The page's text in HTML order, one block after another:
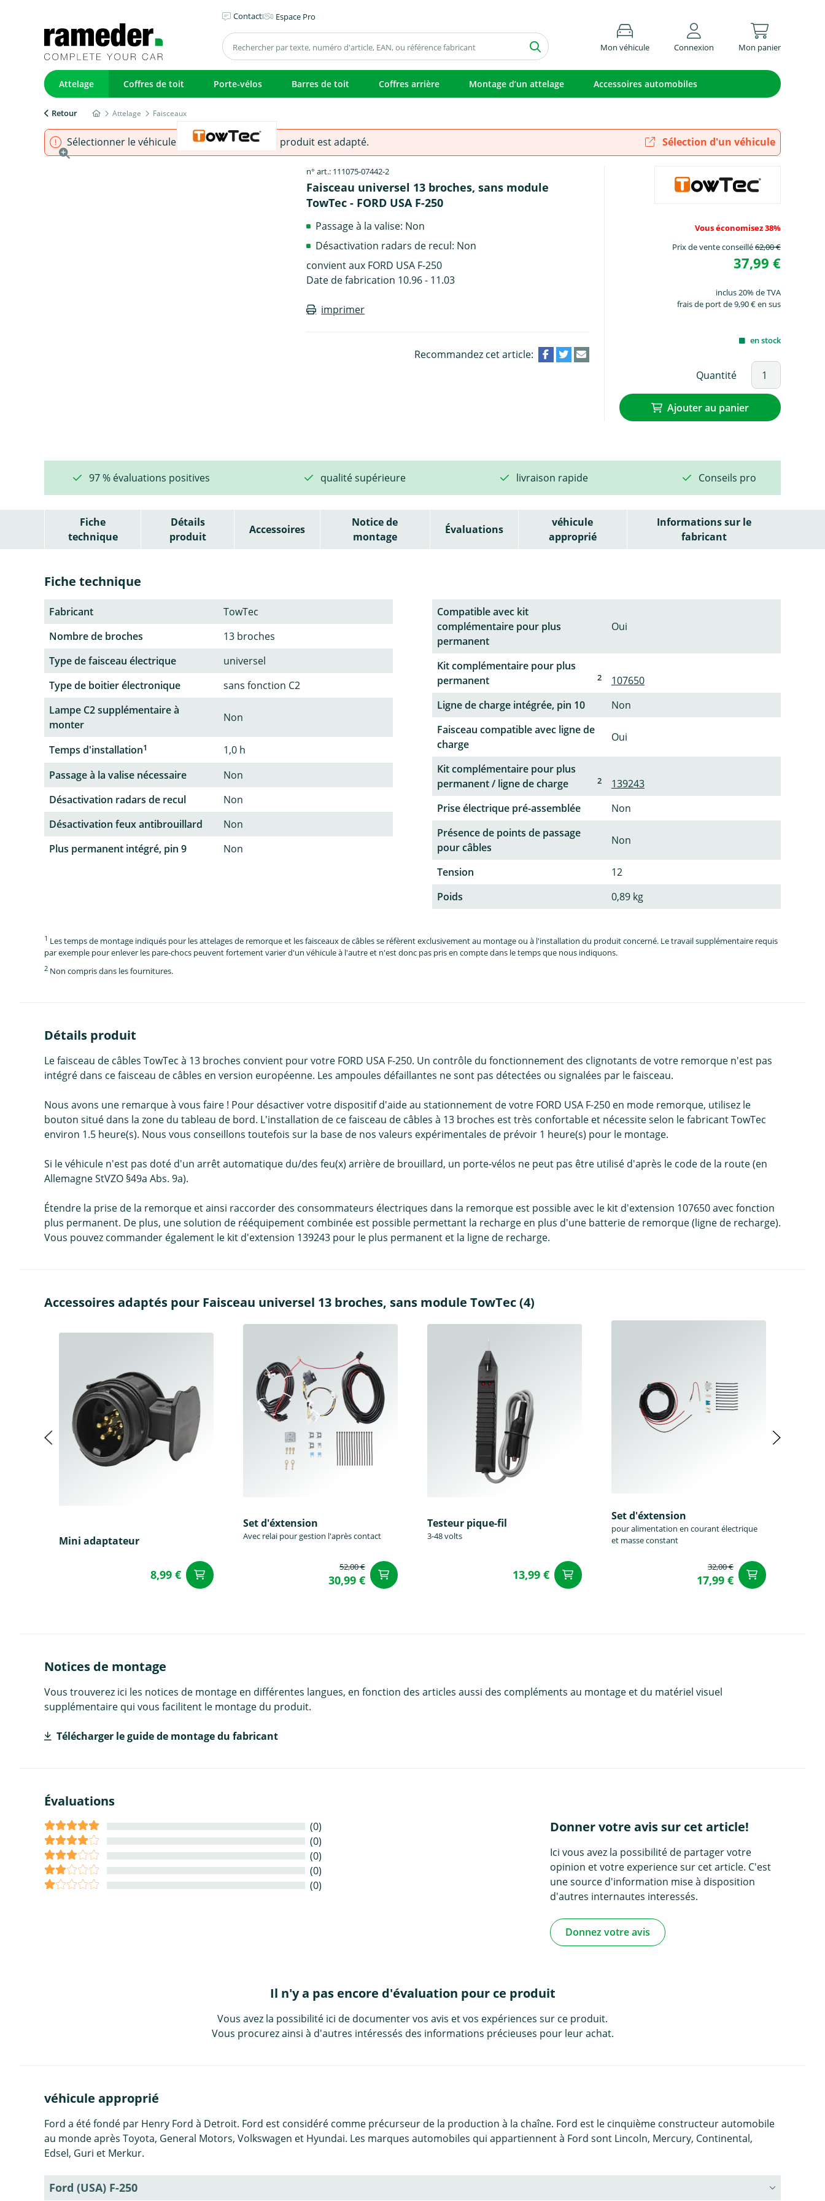
Contact Espace Pro
Mon véhicule Connexion Mon panier
Attelage Coffres de toit Porte-vélos Barres de toit Coffres arrière Montage d’un attelage Accessoires automobiles
Retour Attelage Faisceaux
Sélectionner le véhicule pour s'assurer que le produit est adapté. Sélection d'un véhicule
n° art.: 111075-07442-2
Faisceau universel 13 broches, sans module
TowTec - FORD USA F-250
Passage à la valise: Non
Désactivation radars de recul: Non
convient aux FORD USA F-250
Date de fabrication 10.96 - 11.03
imprimer
Recommandez cet article:
Vous économisez 38%
Prix de vente conseillé62,00 €
37,99 €
inclus 20% de TVA
frais de port de 9,90 € en sus
en stock
Quantité
Ajouter au panier
97 % évaluations positives qualité supérieure livraison rapide Conseils pro
Fiche
technique
Détails
produit
Accessoires
Notice de
montage
Évaluations
véhicule
approprié
Informations sur le
fabricant
Fiche technique
Fabricant
TowTec
Nombre de broches
13 broches
Type de faisceau électrique
universel
Type de boitier électronique
sans fonction C2
Lampe C2 supplémentaire à
monter
Non
Temps d'installation1
1,0 h
Passage à la valise nécessaire
Non
Désactivation radars de recul
Non
Désactivation feux antibrouillard
Non
Plus permanent intégré, pin 9
Non
Compatible avec kit
complémentaire pour plus
permanent
Oui
Kit complémentaire pour plus
permanent
2
107650
Ligne de charge intégrée, pin 10
Non
Faisceau compatible avec ligne de
charge
Oui
Kit complémentaire pour plus
permanent / ligne de charge
2
139243
Prise électrique pré-assemblée
Non
Présence de points de passage
pour câbles
Non
Tension
12
Poids
0,89 kg
1 Les temps de montage indiqués pour les attelages de remorque et les faisceaux de câbles se réfèrent exclusivement au montage ou à l'installation du produit concerné. Le travail supplémentaire requis
par exemple pour enlever les pare-chocs peuvent fortement varier d'un véhicule à l'autre et n'est donc pas pris en compte dans le temps que nous indiquons.
2 Non compris dans les fournitures.
Détails produit
Le faisceau de câbles TowTec à 13 broches convient pour votre FORD USA F-250. Un contrôle du fonctionnement des clignotants de votre remorque n'est pas
intégré dans ce faisceau de câbles en version européenne. Les ampoules défaillantes ne sont pas détectées ou signalées par le faisceau.
Nous avons une remarque à vous faire ! Pour désactiver votre dispositif d'aide au stationnement de votre FORD USA F-250 en mode remorque, utilisez le
bouton situé dans la zone du tableau de bord. L'installation de ce faisceau de câbles à 13 broches est très confortable et nécessite selon le fabricant TowTec
environ 1.5 heure(s). Nous vous conseillons toutefois sur la base de nos valeurs expérimentales de prévoir 1 heure(s) pour le montage.
Si le véhicule n'est pas doté d'un arrêt automatique du/des feu(x) arrière de brouillard, un porte-vélos ne peut pas être utilisé d'après le code de la route (en
Allemagne StVZO §49a Abs. 9a).
Étendre la prise de la remorque et ainsi raccorder des consommateurs électriques dans la remorque est possible avec le kit d'extension 107650 avec fonction
plus permanent. De plus, une solution de rééquipement combinée est possible permettant la recharge en plus d'une batterie de remorque (ligne de recharge).
Vous pouvez commander également le kit d'extension 139243 pour le plus permanent et la ligne de recharge.
Accessoires adaptés pour Faisceau universel 13 broches, sans module TowTec (4)
Mini adaptateur
8,99 €
Set d'éxtension
Avec relai pour gestion l'après contact
52,00 €
30,99 €
Testeur pique-fil
3-48 volts
13,99 €
Set d'éxtension
pour alimentation en courant électrique
et masse constant
32,00 €
17,99 €
Notices de montage
Vous trouverez ici les notices de montage en différentes langues, en fonction des articles aussi des compléments au montage et du matériel visuel
supplémentaire qui vous facilitent le montage du produit.
Télécharger le guide de montage du fabricant
Évaluations
(0)
(0)
(0)
(0)
(0)
Donner votre avis sur cet article!
Ici vous avez la possibilité de partager votre
opinion et votre experience sur cet article. C'est
une source d'information mise à disposition
d'autres internautes interessés.
Donnez votre avis
Il n'y a pas encore d'évaluation pour ce produit
Vous avez la possibilité ici de documenter vos avis et vos expériences sur ce produit.
Vous procurez ainsi à d'autres intéressés des informations précieuses pour leur achat.
véhicule approprié
Ford a été fondé par Henry Ford à Detroit. Ford est considéré comme précurseur de la production à la chaîne. Ford est le cinquième constructeur automobile
au monde après Toyota, General Motors, Volkswagen et Hyundai. Les marques automobiles qui appartiennent à Ford sont Lincoln, Mercury, Continental,
Edsel, Guri et Merkur.
Ford (USA) F-250